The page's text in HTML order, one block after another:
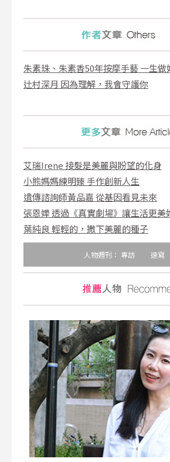
朱素珠、朱素香50年按摩手藝 一生做
辻村深月 因為理解，我會守護你
艾瑞Irene 接髮是美麗與盼望的化身
小熊媽媽練明臻 手作創新人生
遺傳諮詢師黃品嘉 從基因看見未來
張恩嬅 透過《真實劇場》讓生活更美
葉純良 輕輕的，撒下美麗的種子
人物週刊： 專訪 速寫